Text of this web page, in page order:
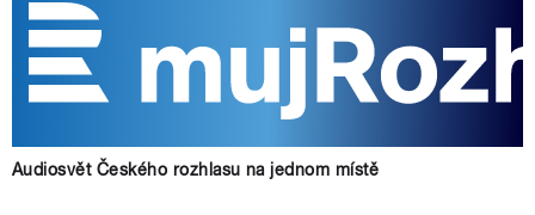
Audiosvět Českého rozhlasu na jednom místě